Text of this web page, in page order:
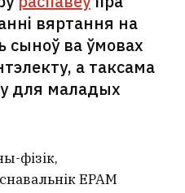
вяртання на
сыноў ва ўмовах
а таксама
для маладых
фізік,
EPAM